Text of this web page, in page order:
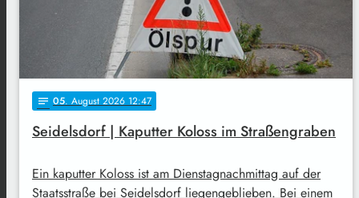
notes 05. August 2026 12:47
Seidelsdorf | Kaputter Koloss im Straßengraben
Ein kaputter Koloss ist am Dienstagnachmittag auf der
Staatsstraße bei Seidelsdorf liegengeblieben. Bei einem